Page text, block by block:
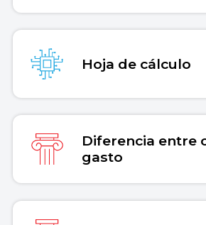
Hoja de cálculo
Diferencia entre
gasto